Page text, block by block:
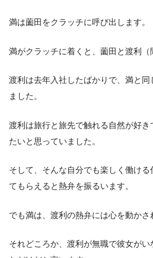
満は薗田をクラッチに呼び出します。
満がクラッチに着くと、薗田と渡利（
渡利は去年入社したばかりで、満と
ました。
渡利は旅行と旅先で触れる自然が好
たいと思っていました。
そして、そんな自分でも楽しく働け
てもらえると熱弁を振るいます。
でも満は、渡利の熱弁には心を動かさ
それどころか、渡利が無職で彼女が